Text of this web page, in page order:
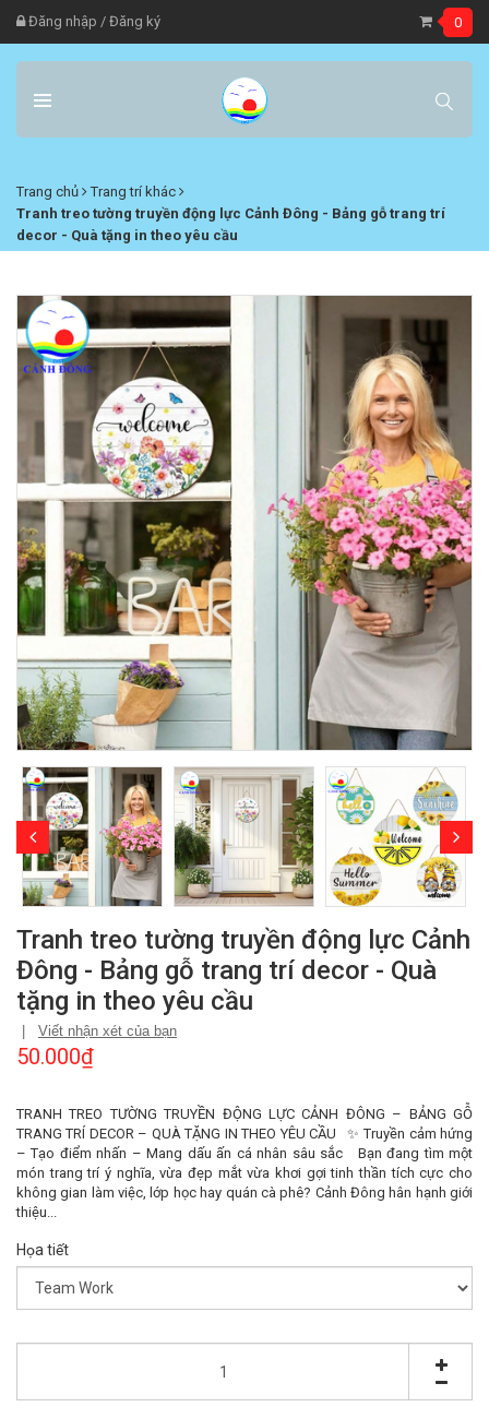
Đăng nhập / Đăng ký 0
Trang chủ
Trang trí khác
Tranh treo tường truyền động lực Cảnh Đông - Bảng gỗ trang trí
decor - Quà tặng in theo yêu cầu
Tranh treo tường truyền động lực Cảnh
Đông - Bảng gỗ trang trí decor - Quà
tặng in theo yêu cầu
Viết nhận xét của bạn
50.000₫
TRANH TREO TƯỜNG TRUYỀN ĐỘNG LỰC CẢNH ĐÔNG – BẢNG GỖ
TRANG TRÍ DECOR – QUÀ TẶNG IN THEO YÊU CẦU ✨ Truyền cảm hứng
– Tạo điểm nhấn – Mang dấu ấn cá nhân sâu sắc Bạn đang tìm một
món trang trí ý nghĩa, vừa đẹp mắt vừa khơi gợi tinh thần tích cực cho
không gian làm việc, lớp học hay quán cà phê? Cảnh Đông hân hạnh giới
thiệu...
Họa tiết